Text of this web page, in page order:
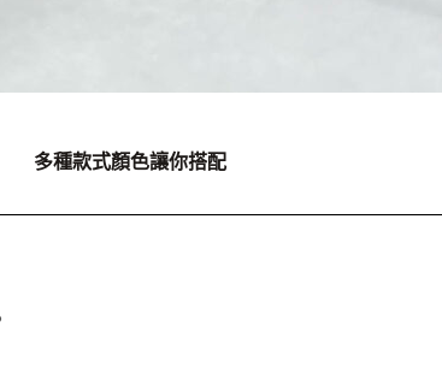
多種款式顏色讓你搭配